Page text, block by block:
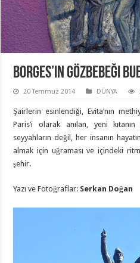
Borges’in Gözbebeği
20 Temmuz 2014 DÜNYA
Şairlerin esinlendiği, Evita’nın
Paris’i olarak anılan, yeni
seyyahların değil, her insanın
almak için uğraması ve içindeki
şehir.
Yazı ve Fotoğraflar: Serkan Doğan